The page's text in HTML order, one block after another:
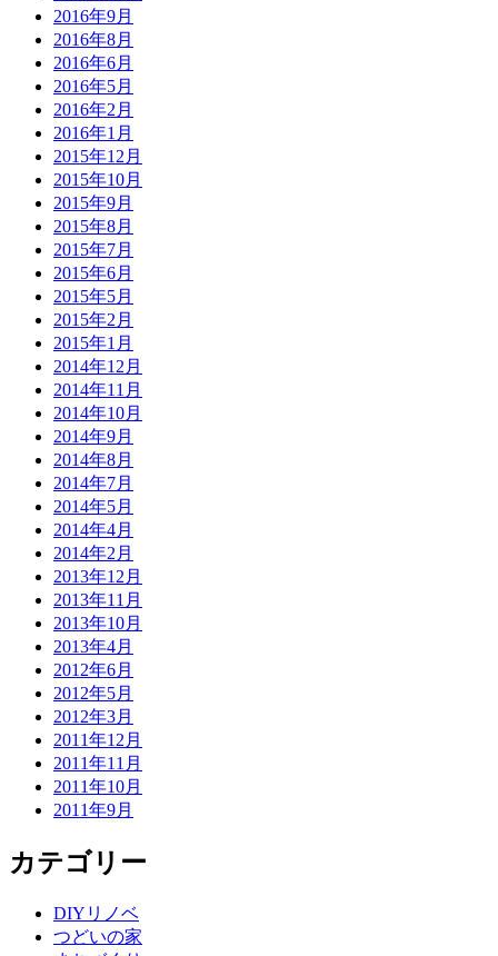
2016年9月
2016年8月
2016年6月
2016年5月
2016年2月
2016年1月
2015年12月
2015年10月
2015年9月
2015年8月
2015年7月
2015年6月
2015年5月
2015年2月
2015年1月
2014年12月
2014年11月
2014年10月
2014年9月
2014年8月
2014年7月
2014年5月
2014年4月
2014年2月
2013年12月
2013年11月
2013年10月
2013年4月
2012年6月
2012年5月
2012年3月
2011年12月
2011年11月
2011年10月
2011年9月
カテゴリー
DIYリノベ
つどいの家